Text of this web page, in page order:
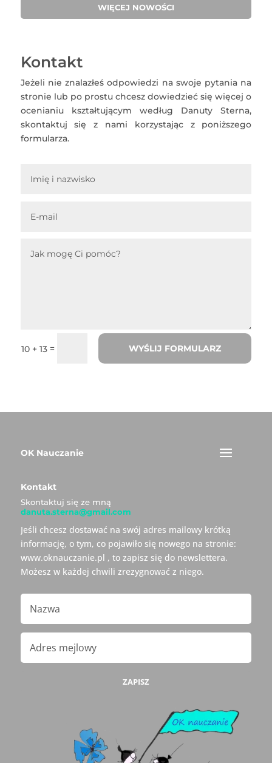
WIĘCEJ NOWOŚCI
Kontakt
Jeżeli nie znalazłeś odpowiedzi na swoje pytania na
stronie lub po prostu chcesz dowiedzieć się więcej o
ocenianiu kształtującym według Danuty Sterna,
skontaktuj się z nami korzystając z poniższego
formularza.
10 + 13 = WYŚLIJ FORMULARZ
OK Nauczanie
Kontakt
Skontaktuj się ze mną
danuta.sterna@gmail.com
Jeśli chcesz dostawać na swój adres mailowy krótką
informację, o tym, co pojawiło się nowego na stronie:
www.oknauczanie.pl , to zapisz się do newslettera.
Możesz w każdej chwili zrezygnować z niego.
ZAPISZ